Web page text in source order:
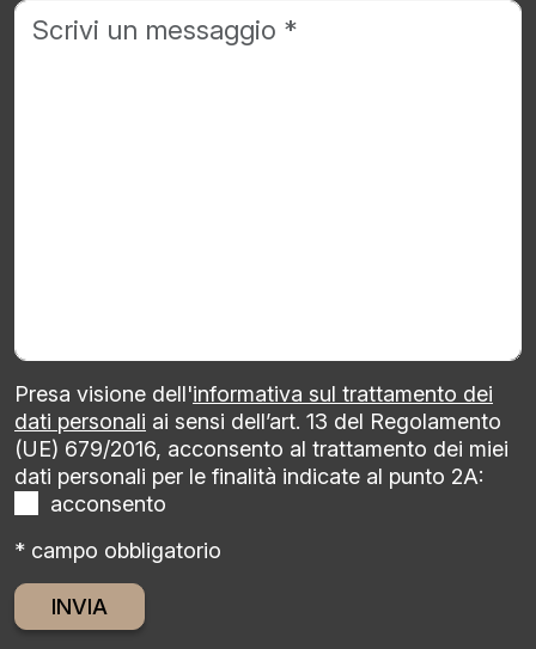
Presa visione dell'informativa sul trattamento dei
dati personali ai sensi dell’art. 13 del Regolamento
(UE) 679/2016, acconsento al trattamento dei miei
dati personali per le finalità indicate al punto 2A:
acconsento
* campo obbligatorio